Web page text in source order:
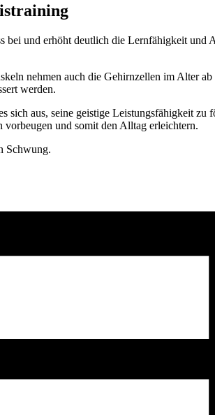
und erhöht deutlich die Lernfähigkeit und
nehmen auch die Gehirnzellen im Alter
werden.
aus, seine geistige Leistungsfähigkeit zu
vorbeugen und somit den Alltag erleichtern.
Schwung.